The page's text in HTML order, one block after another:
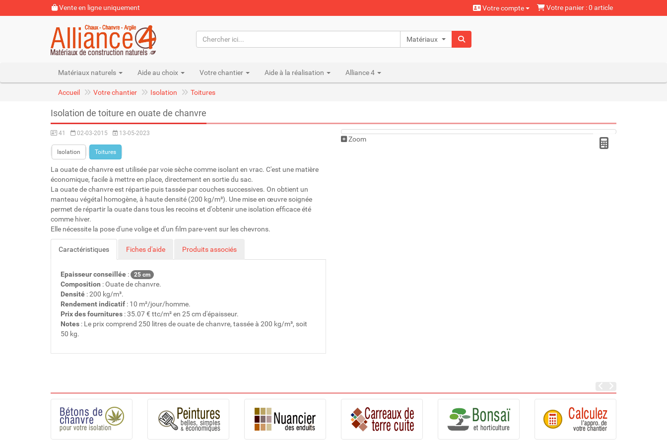
Vente en ligne uniquement Votre compte Votre panier : 0 article
Matériaux naturels
Matériaux naturels Aide au choix Votre chantier Aide à la réalisation Alliance 4
Accueil Votre chantier Isolation Toitures
Isolation de toiture en ouate de chanvre
41 02-03-2015 13-05-2023
Isolation Toitures
La ouate de chanvre est utilisée par voie sèche comme isolant en vrac. C'est une matière
économique, facile à mettre en place, directement en sortie du sac.
La ouate de chanvre est répartie puis tassée par couches successives. On obtient un
manteau végétal homogène, à haute densité (200 kg/m³). Une mise en œuvre soignée
permet de répartir la ouate dans tous les recoins et d'obtenir une isolation efficace été
comme hiver.
Elle nécessite la pose d'une volige et d'un film pare-vent sur les chevrons.
Caractéristiques Fiches d'aide Produits associés
Epaisseur conseillée : 25 cm
Composition : Ouate de chanvre.
Densité : 200 kg/m³.
Rendement indicatif : 10 m²/jour/homme.
Prix des fournitures : 35.07 € ttc/m² en 25 cm d'épaisseur.
Notes : Le prix comprend 250 litres de ouate de chanvre, tassée à 200 kg/m³, soit
50 kg.
Zoom